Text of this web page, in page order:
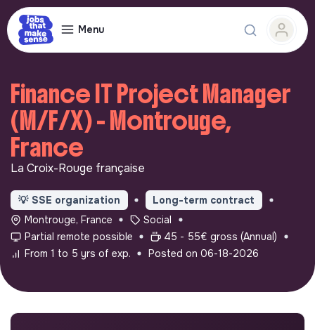
Menu
Finance IT Project Manager
(M/F/X) - Montrouge,
France
La Croix-Rouge française
💡 SSE organization
Long-term contract
Montrouge, France
Social
Partial remote possible
45 - 55€ gross (Annual)
From 1 to 5 yrs of exp.
Posted on 06-18-2026